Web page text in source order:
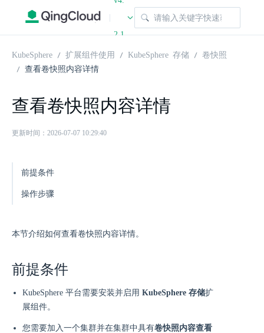
|
2.1
KubeSphere 扩展组件使用 KubeSphere 存储
卷快照
查看卷快照内容详情
查看卷快照内容详情
更新时间：2026-07-07 10:29:40
前提条件
操作步骤
本节介绍如何查看卷快照内容详情。
前提条件
KubeSphere 平台需要安装并启用 KubeSphere 存储扩
展组件。
您需要加入一个集群并在集群中具有卷快照内容查看